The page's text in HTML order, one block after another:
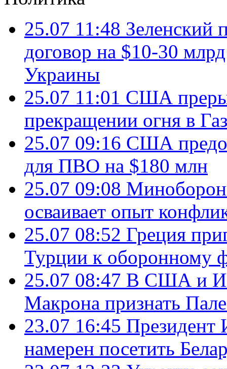
25.07 11:48 Зеленский
договор на $10-30
Украины
25.07 11:01 США
прекращении огня в
25.07 09:16 США
для ПВО на $180 млн
25.07 09:08
осваивает опыт
25.07 08:52 Греция
Турции к оборонному
25.07 08:47 В США и
Макрона признать
23.07 16:45 Президент
намерен посетить